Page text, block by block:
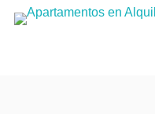
Skip